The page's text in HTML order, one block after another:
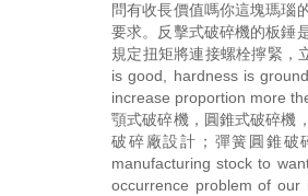
問有收長價值嗎你這塊瑪瑙
要求。反擊式破碎機的板錘
規定扭矩將連接螺栓擰緊，
is good, hardness is
increase proportion more
顎式破碎機，圓錐式破碎機
破碎廠設計；彈簧圓錐破
manufacturing stock to
occurrence problem of